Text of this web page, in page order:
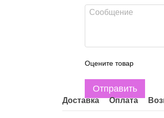
Оцените товар
Отправить
Доставка Оплата